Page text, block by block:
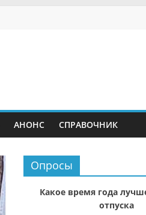
АНОНС СПРАВОЧНИК
Опросы
Какое время года
отпуска